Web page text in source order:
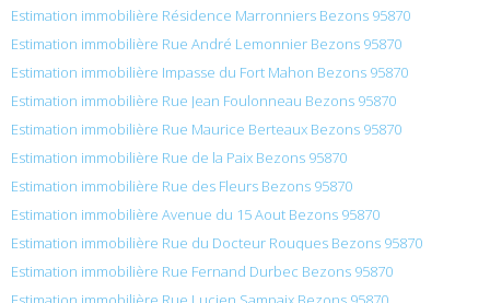
Estimation immobilière Résidence Marronniers Bezons 95870
Estimation immobilière Rue André Lemonnier Bezons 95870
Estimation immobilière Impasse du Fort Mahon Bezons 95870
Estimation immobilière Rue Jean Foulonneau Bezons 95870
Estimation immobilière Rue Maurice Berteaux Bezons 95870
Estimation immobilière Rue de la Paix Bezons 95870
Estimation immobilière Rue des Fleurs Bezons 95870
Estimation immobilière Avenue du 15 Aout Bezons 95870
Estimation immobilière Rue du Docteur Rouques Bezons 95870
Estimation immobilière Rue Fernand Durbec Bezons 95870